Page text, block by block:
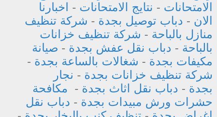
الامتحانات - نتايج الامتحانات -
اخبارنا
الان - دباب توصيل بجدة - شركة تنظيف
منازل بالباحة - شركة تنظيف خزانات
بالباحة - دباب نقل عفش بجدة - صيانة
مكيفات بجدة - شغالات بالساعة بجدة -
شركة تنظيف خزانات بجدة - نجار
بجدة - دباب نقل اثاث بجدة - مكافحة
حشرات ورش مبيدات بجدة - دباب نقل